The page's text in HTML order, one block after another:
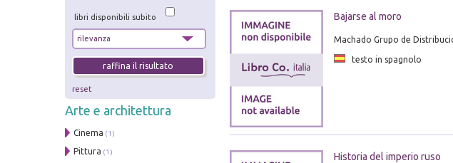
libri disponibili subito
reset
Arte e architettura
Cinema (1)
Pittura (1)
Bajarse al moro
Machado Grupo de
testo in spagnolo
Historia del imperio ruso